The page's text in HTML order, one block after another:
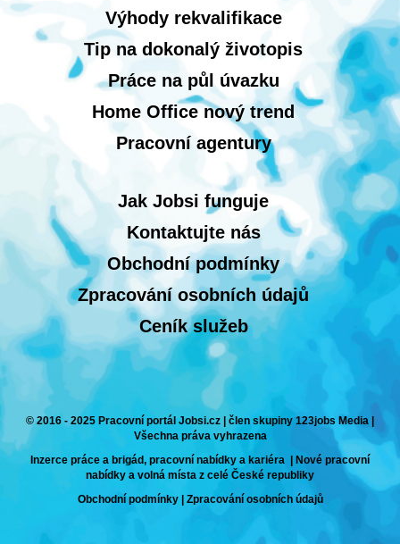
Výhody rekvalifikace
Tip na dokonalý životopis
Práce na půl úvazku
Home Office nový trend
Pracovní agentury
Jak Jobsi funguje
Kontaktujte nás
Obchodní podmínky
Zpracování osobních údajů
Ceník služeb
© 2016 - 2025 Pracovní portál Jobsi.cz | člen skupiny 123jobs Media |
Všechna práva vyhrazena
Inzerce práce a brigád, pracovní nabídky a kariéra | Nové pracovní
nabídky a volná místa z celé České republiky
Obchodní podmínky| Zpracování osobních údajů